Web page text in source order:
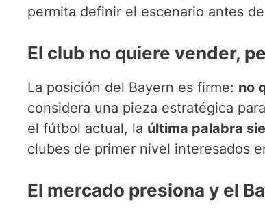
permita definir el escenario antes
El club no quiere vender,
La posición del Bayern es firme: no
considera una pieza estratégica
el fútbol actual, la última palabra
clubes de primer nivel interesados
El mercado presiona y el